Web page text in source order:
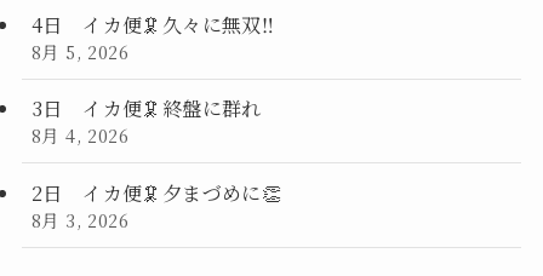
4日 イカ便🦑久々に無双‼️
8月 5, 2026
3日 イカ便🦑終盤に群れ
8月 4, 2026
2日 イカ便🦑夕まづめに👏
8月 3, 2026